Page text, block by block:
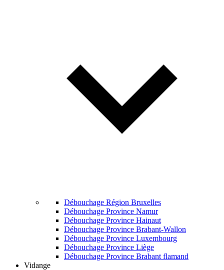
Débouchage Région Bruxelles
Débouchage Province Namur
Débouchage Province Hainaut
Débouchage Province Brabant-Wallon
Débouchage Province Luxembourg
Débouchage Province Liège
Débouchage Province Brabant flamand
Vidange